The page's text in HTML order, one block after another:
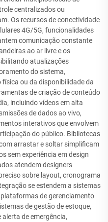
centralizados ou
Os recursos de conectividade
4G/5G, funcionalidades
comunicação constante
ao ar livre e os
atualizações
do sistema,
ou da disponibilidade da
de criação de conteúdo
incluindo vídeos em alta
de dados ao vivo,
interativos que envolvem
do público. Bibliotecas
arrastar e soltar simplificam
sem experiência em design
atendem designers
sobre layout, cronograma
se estendem a sistemas
de gerenciamento
de gestão de estoque,
de emergência,